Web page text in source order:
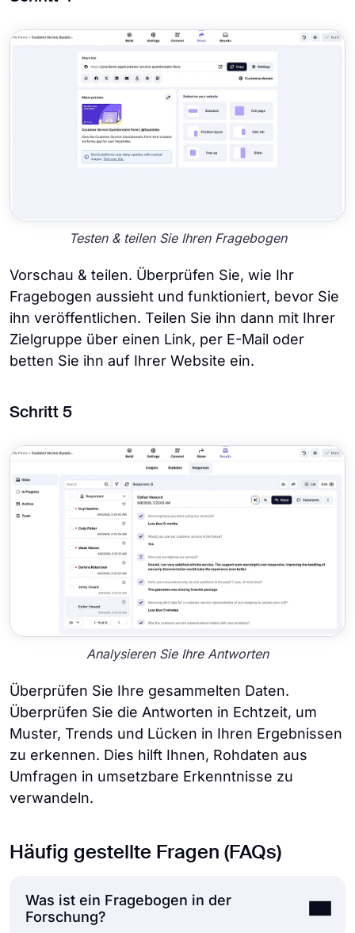
Testen & teilen Sie Ihren Fragebogen
Vorschau & teilen. Überprüfen Sie, wie Ihr
Fragebogen aussieht und funktioniert, bevor Sie
ihn veröffentlichen. Teilen Sie ihn dann mit Ihrer
Zielgruppe über einen Link, per E-Mail oder
betten Sie ihn auf Ihrer Website ein.
Schritt 5
Analysieren Sie Ihre Antworten
Überprüfen Sie Ihre gesammelten Daten.
Überprüfen Sie die Antworten in Echtzeit, um
Muster, Trends und Lücken in Ihren Ergebnissen
zu erkennen. Dies hilft Ihnen, Rohdaten aus
Umfragen in umsetzbare Erkenntnisse zu
verwandeln.
Häufig gestellte Fragen (FAQs)
Was ist ein Fragebogen in der
Forschung?